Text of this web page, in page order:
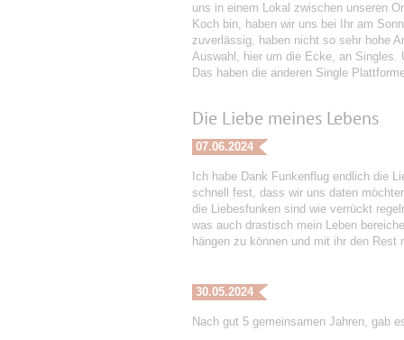
uns in einem Lokal zwischen unseren
Koch bin, haben wir uns bei Ihr am
zuverlässig, haben nicht so sehr hohe
Auswahl, hier um die Ecke, an Singles.
Das haben die anderen Single
Die Liebe meines Lebens
07.06.2024
Ich habe Dank Funkenflug endlich die
schnell fest, dass wir uns daten
die Liebesfunken sind wie verrückt
was auch drastisch mein Leben
hängen zu können und mit ihr den
30.05.2024
Nach gut 5 gemeinsamen Jahren, gab